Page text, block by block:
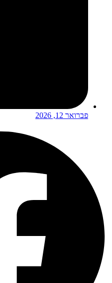
פברואר 12, 2026